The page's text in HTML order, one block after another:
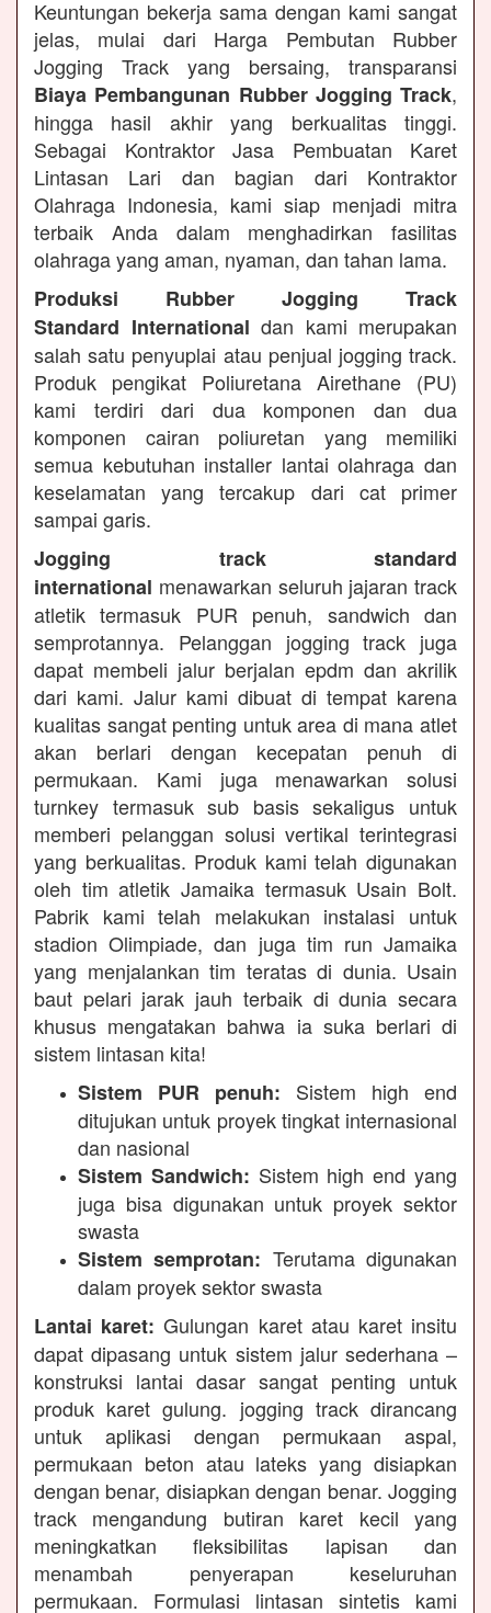
Keuntungan bekerja sama dengan kami sangat
jelas, mulai dari Harga Pembutan Rubber
Jogging Track yang bersaing, transparansi
Biaya Pembangunan Rubber Jogging Track,
hingga hasil akhir yang berkualitas tinggi.
Sebagai Kontraktor Jasa Pembuatan Karet
Lintasan Lari dan bagian dari Kontraktor
Olahraga Indonesia, kami siap menjadi mitra
terbaik Anda dalam menghadirkan fasilitas
olahraga yang aman, nyaman, dan tahan lama.
Produksi Rubber Jogging Track
Standard International dan kami merupakan
salah satu penyuplai atau penjual jogging track.
Produk pengikat Poliuretana Airethane (PU)
kami terdiri dari dua komponen dan dua
komponen cairan poliuretan yang memiliki
semua kebutuhan installer lantai olahraga dan
keselamatan yang tercakup dari cat primer
sampai garis.
Jogging track standard
international menawarkan seluruh jajaran track
atletik termasuk PUR penuh, sandwich dan
semprotannya. Pelanggan jogging track juga
dapat membeli jalur berjalan epdm dan akrilik
dari kami. Jalur kami dibuat di tempat karena
kualitas sangat penting untuk area di mana atlet
akan berlari dengan kecepatan penuh di
permukaan. Kami juga menawarkan solusi
turnkey termasuk sub basis sekaligus untuk
memberi pelanggan solusi vertikal terintegrasi
yang berkualitas. Produk kami telah digunakan
oleh tim atletik Jamaika termasuk Usain Bolt.
Pabrik kami telah melakukan instalasi untuk
stadion Olimpiade, dan juga tim run Jamaika
yang menjalankan tim teratas di dunia. Usain
baut pelari jarak jauh terbaik di dunia secara
khusus mengatakan bahwa ia suka berlari di
sistem lintasan kita!
Sistem PUR penuh: Sistem high end
ditujukan untuk proyek tingkat internasional
dan nasional
Sistem Sandwich: Sistem high end yang
juga bisa digunakan untuk proyek sektor
swasta
Sistem semprotan: Terutama digunakan
dalam proyek sektor swasta
Lantai karet: Gulungan karet atau karet insitu
dapat dipasang untuk sistem jalur sederhana –
konstruksi lantai dasar sangat penting untuk
produk karet gulung. jogging track dirancang
untuk aplikasi dengan permukaan aspal,
permukaan beton atau lateks yang disiapkan
dengan benar, disiapkan dengan benar. Jogging
track mengandung butiran karet kecil yang
meningkatkan fleksibilitas lapisan dan
menambah penyerapan keseluruhan
permukaan. Formulasi lintasan sintetis kami